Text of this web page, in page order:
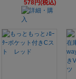
578円(税込)